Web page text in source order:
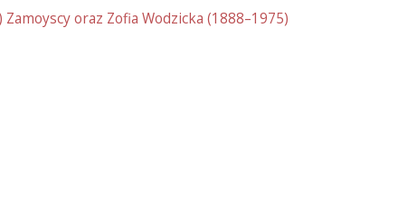
oraz Zofia Wodzicka (1888–1975)